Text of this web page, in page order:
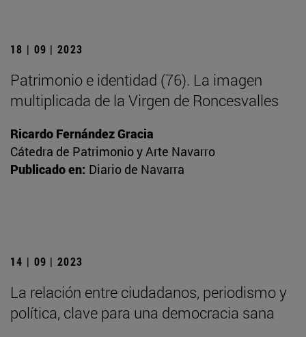
18 | 09 | 2023
Patrimonio e identidad (76). La imagen
multiplicada de la Virgen de Roncesvalles
Ricardo Fernández Gracia
Cátedra de Patrimonio y Arte Navarro
Publicado en: Diario de Navarra
14 | 09 | 2023
La relación entre ciudadanos, periodismo y
política, clave para una democracia sana